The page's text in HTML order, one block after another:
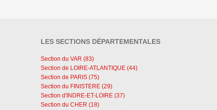
LES SECTIONS DÉPARTEMENTALES
Section du VAR (83)
Section de LOIRE-ATLANTIQUE (44)
Section de PARIS (75)
Section du FINISTERE (29)
Section d'INDRE-ET-LOIRE (37)
Section du CHER (18)